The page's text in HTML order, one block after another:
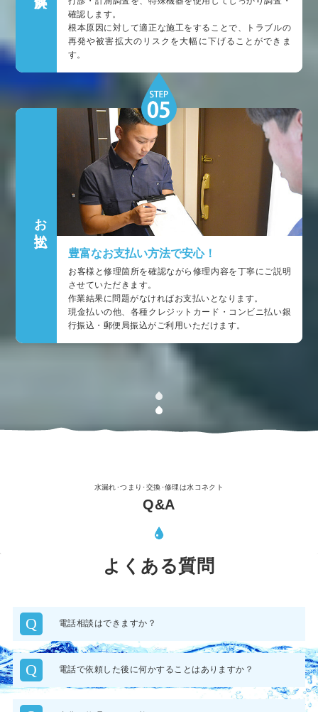
確認します。
根本原因に対して適正な施工をすることで、トラブルの
再発や被害拡大のリスクを大幅に下げることができま
す。
お支払い
豊富なお支払い方法で安心！
お客様と修理箇所を確認ながら修理内容を丁寧にご説明
させていただきます。
作業結果に問題がなければお支払いとなります。
現金払いの他、各種クレジットカード・コンビニ払い銀
行振込・郵便局振込がご利用いただけます。
水漏れ･つまり･交換･修理は水コネクト
Q&A
よくある質問
Q 電話相談はできますか？
Q 電話で依頼した後に何かすることはありますか？